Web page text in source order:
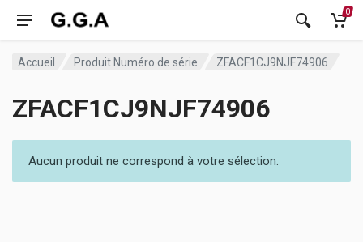
0
Accueil Produit Numéro de série ZFACF1CJ9NJF74906
ZFACF1CJ9NJF74906
Aucun produit ne correspond à votre sélection.